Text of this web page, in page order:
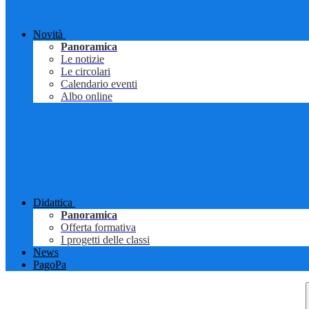
Novità
Panoramica
Le notizie
Le circolari
Calendario eventi
Albo online
Didattica
Panoramica
Offerta formativa
I progetti delle classi
News
PagoPa